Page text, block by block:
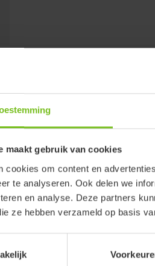
maakt gebruik van cookies
cookies om content en
te analyseren. Ook delen we
en analyse. Deze partners
ze hebben verzameld op basis
3gevonden resultaten